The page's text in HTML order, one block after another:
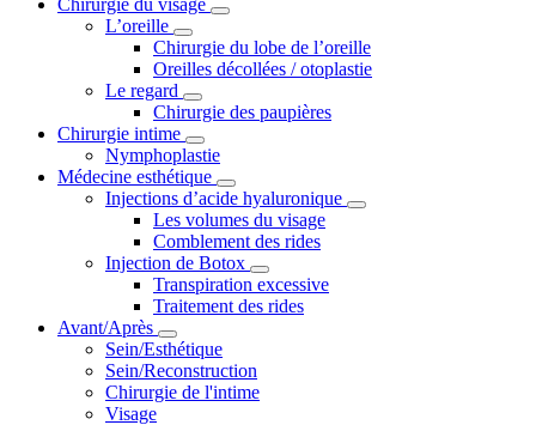
L’oreille
Chirurgie du lobe de l’oreille
Oreilles décollées / otoplastie
Le regard
Chirurgie des paupières
Chirurgie intime
Nymphoplastie
Médecine esthétique
Injections d’acide hyaluronique
Les volumes du visage
Comblement des rides
Injection de Botox
Transpiration excessive
Traitement des rides
Avant/Après
Sein/Esthétique
Sein/Reconstruction
Chirurgie de l'intime
Visage